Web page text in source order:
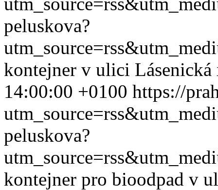
peluskova?
kontejner v ulici
14:00:00 +0100 https://
peluskova?
kontejner pro bioodpad v